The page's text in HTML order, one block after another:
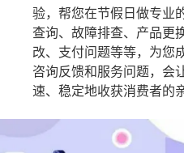
验，帮您在节假日做专业
查询、故障排查、产品更
改、支付问题等等，为您
咨询反馈和服务问题，会
速、稳定地收获消费者的